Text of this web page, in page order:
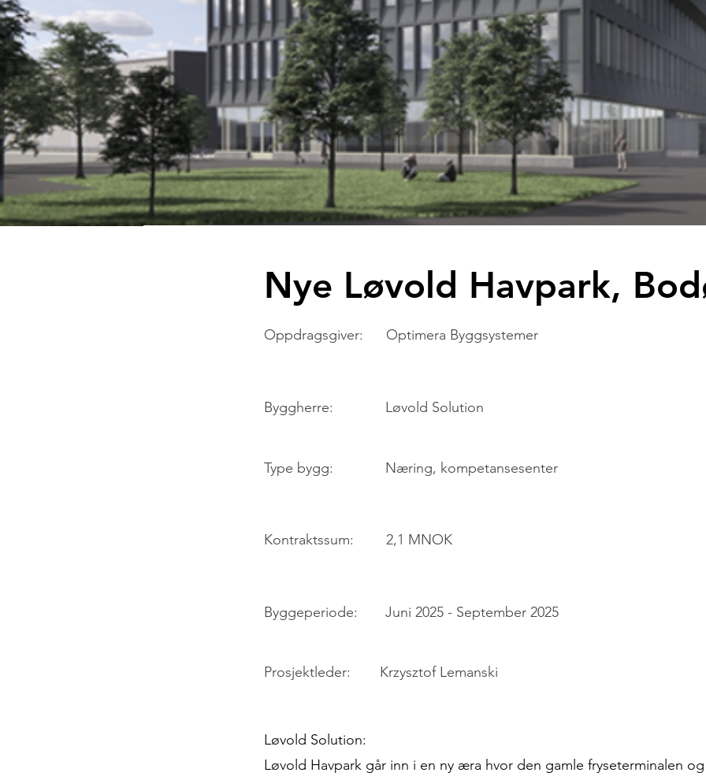
Nye Løvold Havpark,
Oppdragsgiver: Optimera Byggsystemer
Byggherre: Løvold Solution
Type bygg: Næring, kompetansesenter
Kontraktssum: 2,1 MNOK
Juni 2025 - September 2025
Byggeperiode:
Prosjektleder: Krzysztof Lemanski
Løvold Solution:
Løvold Havpark går inn i en ny æra hvor den gamle fryseterminalen